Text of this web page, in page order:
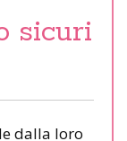
sicuri
dalla loro